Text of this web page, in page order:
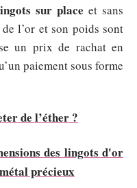
sur place et sans
l’or et son poids sont
un prix de rachat en
paiement sous forme
de l’éther ?
des lingots d'or
précieux